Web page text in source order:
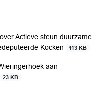
Actieve steun duurzame
Kocken
113 KB
aan
23 KB